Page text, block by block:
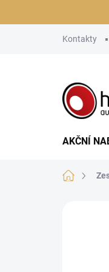
Kontakty
AKČNÍ
Domů